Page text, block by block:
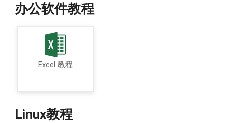
办公软件教程
Excel 教程
Linux教程